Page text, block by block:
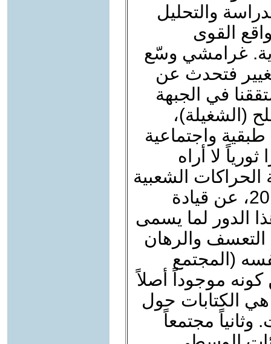
والتحليل
القوى
غرامشي وسّع
فتحدث عن
في الجبهة
(الشغيلة)،
واجتماعية
لا أراه
الحراكات الشعبية
في المنطقة العربية منذ العام 2011، عن قيادة
الدور لما يسمى
التعسف والرهان
(المجتمع
موجوداً أصلاً
هي الكتابات حول
مجتمعاً